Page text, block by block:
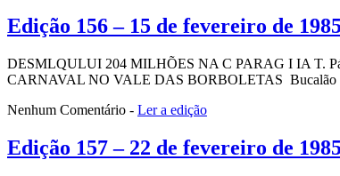
Edição 156 – 15 de fevereiro de
DESMLQULUI 204 MILHÕES NA C PARAG I IA T.
CARNAVAL NO VALE DAS BORBOLETAS Bucalão
Nenhum Comentário - Ler a edição
Edição 157 – 22 de fevereiro de